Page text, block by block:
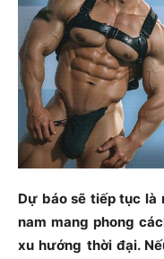
Dự báo sẽ tiếp tục là
nam mang phong
xu hướng thời đại.